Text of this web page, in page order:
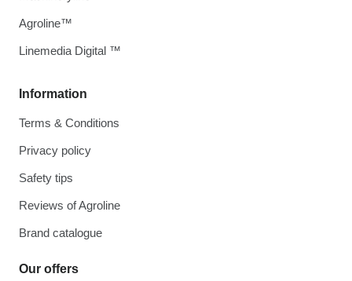
Information
Terms & Conditions
Privacy policy
Safety tips
Reviews of Agroline
Brand catalogue
Our offers
Agroline™
Linemedia Digital ™